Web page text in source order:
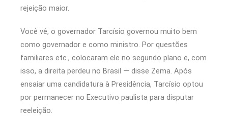
rejeição maior.
Você vê, o governador Tarcísio governou muito bem
como governador e como ministro. Por questões
familiares etc., colocaram ele no segundo plano e, com
isso, a direita perdeu no Brasil — disse Zema. Após
ensaiar uma candidatura à Presidência, Tarcísio optou
por permanecer no Executivo paulista para disputar
reeleição.